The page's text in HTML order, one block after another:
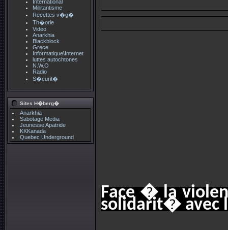
International
Millitantisme
Recettes v�g�
Th�orie
Video
Anarkhia
Blackblock
Grece
Informatique\Internet
luttes autochtones
N.W.O
Radio
S�curit�
Sites H�berg�
Anarkhia
Sabotage Media
Jeunesse Apatride
KKKanada
Quebec Underground
Face � la
solidarit� avec